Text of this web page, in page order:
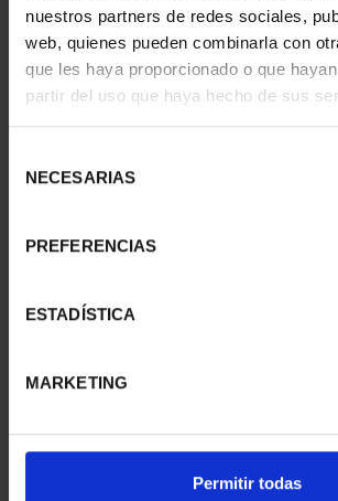
nuestros partners de redes sociales,
web, quienes pueden combinarla con
que les haya proporcionado o que
partir del uso que haya hecho de sus
NECESARIAS
PREFERENCIAS
ESTADÍSTICA
MARKETING
Permitir todas
SUSCRIPCIÓN
CAPITALES DE
949,00 €
registrados